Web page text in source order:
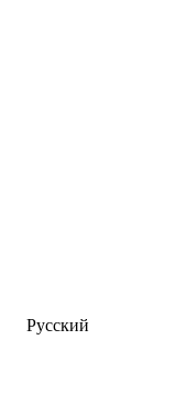
Русский